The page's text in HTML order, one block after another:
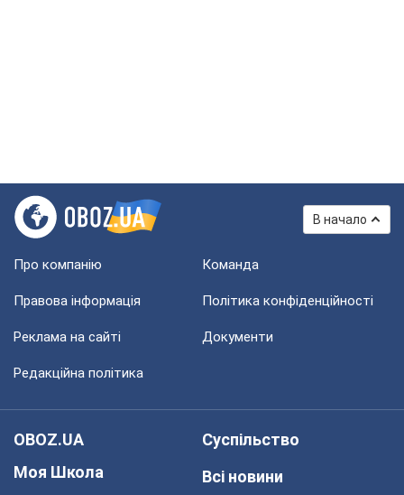
В начало
Про компанію Команда
Правова інформація Політика конфіденційності
Реклама на сайті Документи
Редакційна політика
OBOZ.UA
Моя Школа
Суспільство
Всі новини